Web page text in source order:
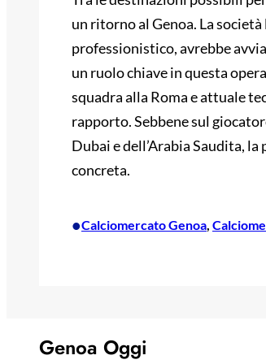
un ritorno al Genoa. La
professionistico, avrebbe
un ruolo chiave in questa
squadra alla Roma e attuale
rapporto. Sebbene sul
Dubai e dell’Arabia Saudita,
concreta.
•Calciomercato Genoa,
Genoa Oggi